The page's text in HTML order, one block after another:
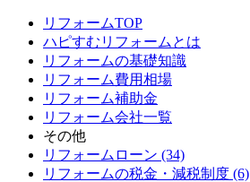
リフォームTOP
ハピすむリフォームとは
リフォームの基礎知識
リフォーム費用相場
リフォーム補助金
リフォーム会社一覧
その他
リフォームローン (34)
リフォームの税金・減税制度 (6)